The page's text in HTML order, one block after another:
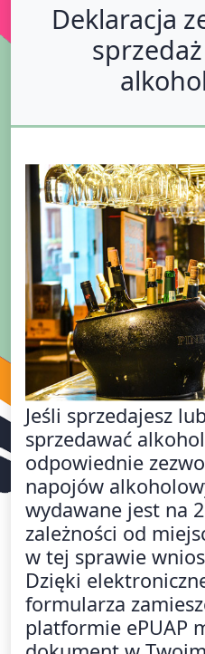
Deklaracja
Jeśli sprzedajesz
sprzedawać
odpowiednie
napojów
wydawane jest na
zależności od
w tej sprawie
Dzięki
formularza
platformie ePUAP